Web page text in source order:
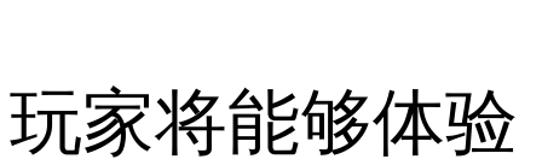
玩家将能够体验